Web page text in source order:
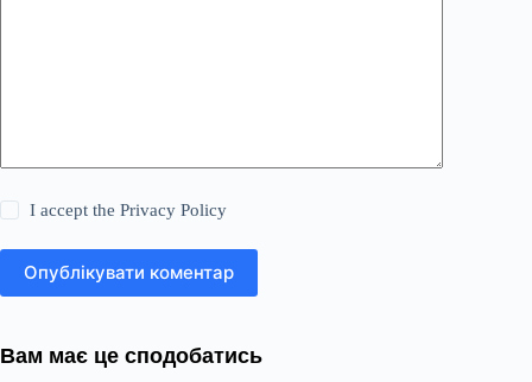
I accept thePrivacy Policy
Опублікувати коментар
Вам має це сподобатись